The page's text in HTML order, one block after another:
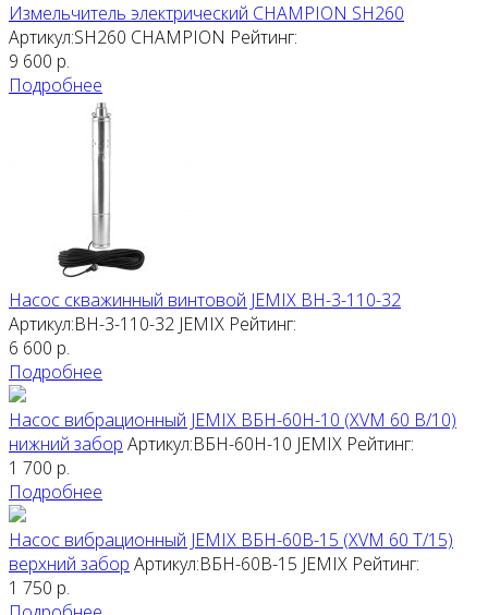
Измельчитель электрический CHAMPION SH260
Артикул:SH260 CHAMPION Рейтинг:
9 600 р.
Подробнее
Насос скважинный винтовой JEMIX ВН-3-110-32
Артикул:ВН-3-110-32 JEMIX Рейтинг:
6 600 р.
Подробнее
Насос вибрационный JEMIX ВБН-60Н-10 (XVM 60 В/10)
нижний забор Артикул:ВБН-60Н-10 JEMIX Рейтинг:
1 700 р.
Подробнее
Насос вибрационный JEMIX ВБН-60В-15 (XVM 60 T/15)
верхний забор Артикул:ВБН-60В-15 JEMIX Рейтинг:
1 750 р.